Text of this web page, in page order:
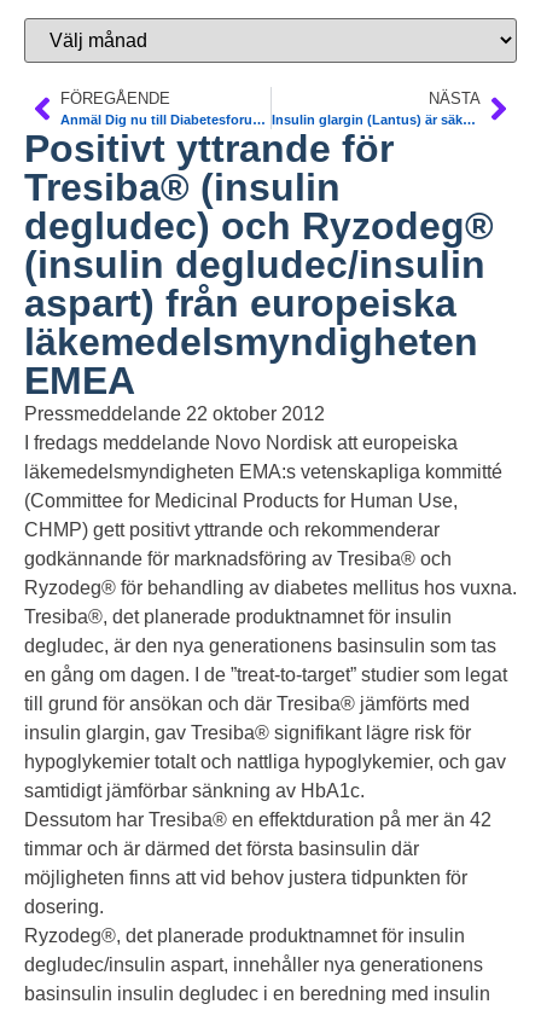
FÖREGÅENDE
Anmäl Dig nu till Diabetesforum i Sthlm. 30% rabatt. Betala senare. Programmet i sin helhet är nu färdigt
NÄSTA
Insulin glargin (Lantus) är säkert. Uppdatering. Genomgång av studier. Press release
Positivt yttrande för
Tresiba® (insulin
degludec) och Ryzodeg®
(insulin degludec/insulin
aspart) från europeiska
läkemedelsmyndigheten
EMEA
Pressmeddelande 22 oktober 2012
I fredags meddelande Novo Nordisk att europeiska
läkemedelsmyndigheten EMA:s vetenskapliga kommitté
(Committee for Medicinal Products for Human Use,
CHMP) gett positivt yttrande och rekommenderar
godkännande för marknadsföring av Tresiba® och
Ryzodeg® för behandling av diabetes mellitus hos vuxna.
Tresiba®, det planerade produktnamnet för insulin
degludec, är den nya generationens basinsulin som tas
en gång om dagen. I de ”treat-to-target” studier som legat
till grund för ansökan och där Tresiba® jämförts med
insulin glargin, gav Tresiba® signifikant lägre risk för
hypoglykemier totalt och nattliga hypoglykemier, och gav
samtidigt jämförbar sänkning av HbA1c.
Dessutom har Tresiba® en effektduration på mer än 42
timmar och är därmed det första basinsulin där
möjligheten finns att vid behov justera tidpunkten för
dosering.
Ryzodeg®, det planerade produktnamnet för insulin
degludec/insulin aspart, innehåller nya generationens
basinsulin insulin degludec i en beredning med insulin